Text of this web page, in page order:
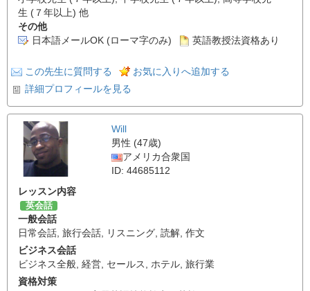
生 (７年以上) 他
その他
日本語メールOK (ローマ字のみ)
英語教授法資格あり
この先生に質問する
お気に入りへ追加する
詳細プロフィールを見る
Will
男性 (47歳)
アメリカ合衆国
ID: 44685112
レッスン内容
英会話
一般会話
日常会話 旅行会話 リスニング 読解 作文
ビジネス会話
ビジネス全般 経営 セールス ホテル 旅行業
資格対策